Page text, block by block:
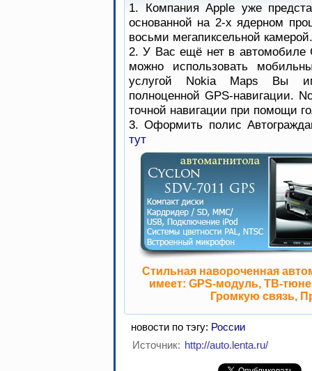
1. Компания Apple уже
основанной на 2-х ядерном
восьми мегапиксельной камерой.
2. У Вас ещё нет в автомобиле
можно использовать
услугой Nokia Maps Вы
полноценной GPS-навигации.
точной навигации при помощи
3. Оформить полис
тут
Стильная навороченная
имеет: GPS-модуль, ТВ-
Громкую связь,
новости по тэгу: России
Источник: http://auto.lenta.ru/